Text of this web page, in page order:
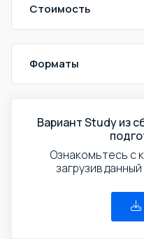
Стоимость
Форматы
Вариант Study из
Ознакомьтесь с
загрузив